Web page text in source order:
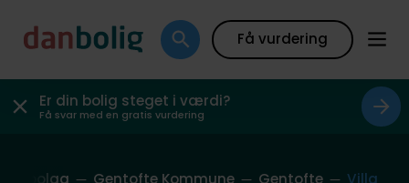
Få vurdering
Er din bolig steget i værdi?
Få svar med en gratis vurdering
Nabolag Gentofte Kommune Gentofte Villa